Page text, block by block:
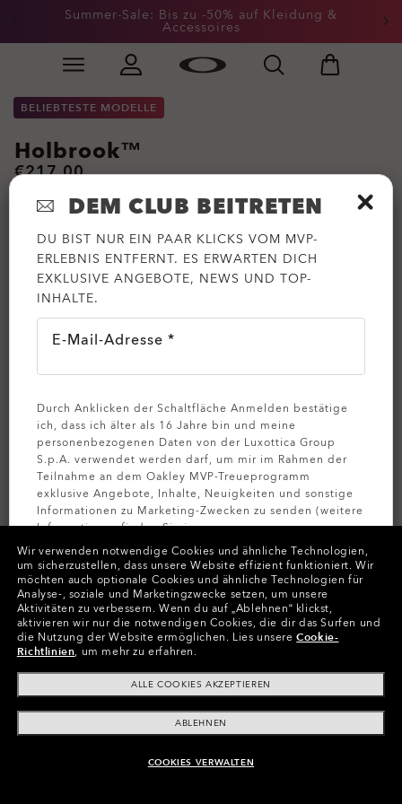
Skip to
content
Summer-Sale: Bis zu -50% auf Kleidung &
Accessoires
Slide 2 of 3. Summer-Sale: Bis zu -50% auf Kleidung &
ZUM WARENKORB HINZUFÜGEN
BELIEBTESTE MODELLE
Holbrook™
€217.00
PERSONALISIEREN
Farben (29) GläserPrizm Black Polarized,
GestellDark Ink Fade
Größe:Eine Größe für alle
PassformNormale - Mit Hohem Steg
Größenanleitung ansehen
Wir verwenden notwendige Cookies und ähnliche Technologien,
um sicherzustellen, dass unsere Website effizient funktioniert. Wir
möchten auch optionale Cookies und ähnliche Technologien für
Analyse-, soziale und Marketingzwecke setzen, um unsere
Aktivitäten zu verbessern. Wenn du auf „Ablehnen“ klickst,
aktivieren wir nur die notwendigen Cookies, die dir das Surfen und
die Nutzung der Website ermöglichen. Lies unsereCookie-
Richtlinien, um mehr zu erfahren.
ALLE COOKIES AKZEPTIEREN
ABLEHNEN
COOKIES VERWALTEN
DEM CLUB BEITRETEN
DU BIST NUR EIN PAAR KLICKS VOM MVP-
ERLEBNIS ENTFERNT. ES ERWARTEN DICH
EXKLUSIVE ANGEBOTE, NEWS UND TOP-
INHALTE.
E-Mail-Adresse *
Durch Anklicken der Schaltfläche Anmelden bestätige
ich, dass ich älter als 16 Jahre bin und meine
personenbezogenen Daten von der Luxottica Group
S.p.A. verwendet werden darf, um mir im Rahmen der
Teilnahme an dem Oakley MVP-Treueprogramm
exklusive Angebote, Inhalte, Neuigkeiten und sonstige
Informationen zu Marketing-Zwecken zu senden (weitere
Informationen finden Sie in unserer
Datenschutzbestimmungen ).
MELDEN SIE